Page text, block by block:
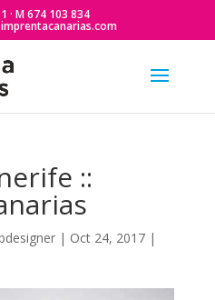
· M 674 103 834
::
| Oct 24, 2017|